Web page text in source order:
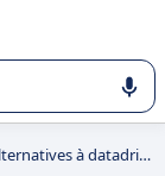
sélection de
Alternatives à datadrive market & map